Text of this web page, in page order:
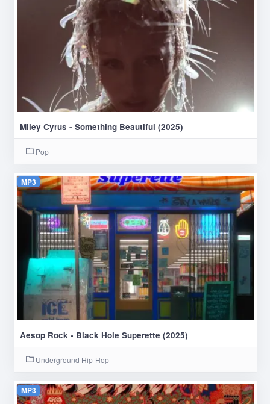
Miley Cyrus - Something Beautiful (2025)
Pop
MP3
Aesop Rock - Black Hole Superette (2025)
Underground Hip-Hop
MP3